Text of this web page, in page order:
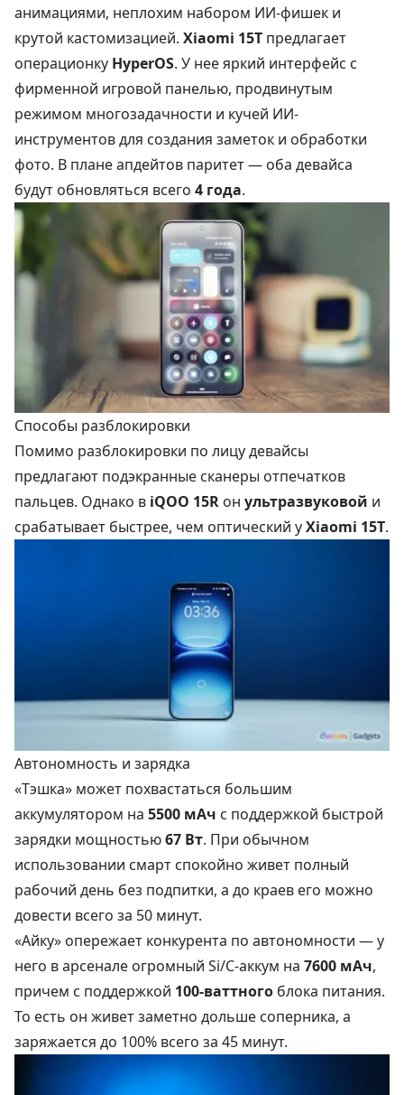
анимациями, неплохим набором ИИ-фишек и
крутой кастомизацией. Xiaomi 15T предлагает
операционку HyperOS. У нее яркий интерфейс с
фирменной игровой панелью, продвинутым
режимом многозадачности и кучей ИИ-
инструментов для создания заметок и обработки
фото. В плане апдейтов паритет — оба девайса
будут обновляться всего 4 года.
Способы разблокировки
Помимо разблокировки по лицу девайсы
предлагают подэкранные сканеры отпечатков
пальцев. Однако в iQOO 15R он ультразвуковой и
срабатывает быстрее, чем оптический уXiaomi 15T.
Автономность и зарядка
«Тэшка» может похвастаться большим
аккумулятором на 5500 мАч с поддержкой быстрой
зарядки мощностью67 Вт. При обычном
использовании смарт спокойно живет полный
рабочий день без подпитки, а до краев его можно
довести всего за 50 минут.
«Айку» опережает конкурента по автономности — у
него в арсенале огромный Si/C-аккум на 7600 мАч,
причем с поддержкой 100-ваттного блока питания.
То есть он живет заметно дольше соперника, а
заряжается до 100% всего за 45 минут.